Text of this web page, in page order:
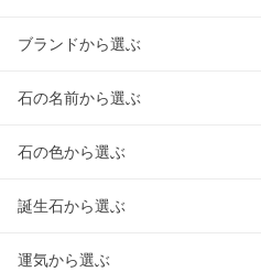
ブランドから選ぶ
石の名前から選ぶ
石の色から選ぶ
誕生石から選ぶ
運気から選ぶ